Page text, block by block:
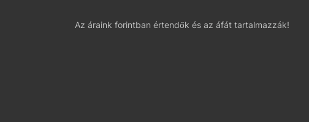
Az áraink forintban értendők és az áfát tartalmazzák!